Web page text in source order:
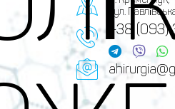
вул.
+38